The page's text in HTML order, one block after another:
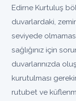
Edirne Kurtuluş
duvarlardaki,
seviyede
sağlığınız için
duvarlarınızda
kurutulması
rutubet ve